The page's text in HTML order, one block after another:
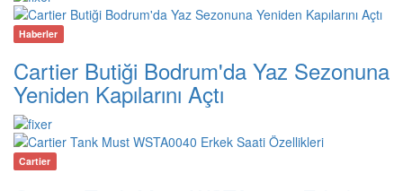
Haberler
Cartier Butiği Bodrum'da Yaz Sezonuna
Yeniden Kapılarını Açtı
Cartier